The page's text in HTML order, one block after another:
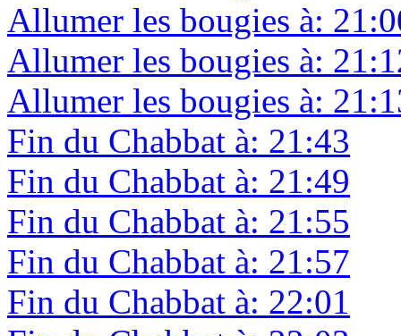
Allumer les bougies à:
Allumer les bougies à:
Allumer les bougies à:
Fin du Chabbat à: 21:43
Fin du Chabbat à: 21:49
Fin du Chabbat à: 21:55
Fin du Chabbat à: 21:57
Fin du Chabbat à: 22:01